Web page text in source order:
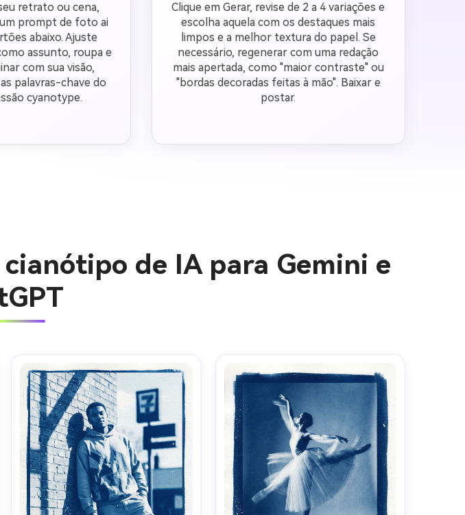
retrato ou cena,
prompt de foto ai
abaixo. Ajuste
assunto, roupa e
com sua visão,
palavras-chave do
cyanotype.
Clique em Gerar, revise de 2 a 4 variações e
escolha aquela com os destaques mais
limpos e a melhor textura do papel. Se
necessário, regenerar com uma redação
mais apertada, como "maior contraste" ou
"bordas decoradas feitas à mão". Baixar e
postar.
de IA para Gemini e